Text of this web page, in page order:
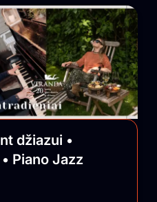
džiazui •
Piano Jazz